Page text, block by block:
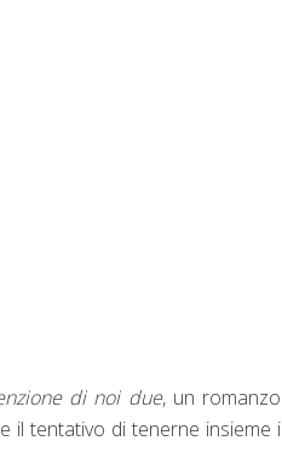
di noi due, un romanzo
il tentativo di tenerne insieme i